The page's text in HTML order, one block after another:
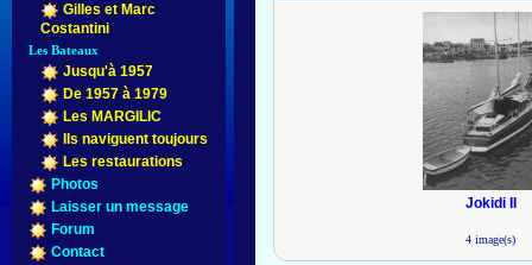
Gilles et Marc
Costantini
Les Bateaux
Jusqu'à 1957
De 1957 à 1979
Les MARGILIC
Ils naviguent toujours
Les restaurations
Photos
Laisser un message
Forum
Contact
Jokidi II
4 image(s)